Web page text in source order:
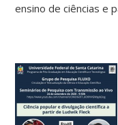
ensino de ciências e